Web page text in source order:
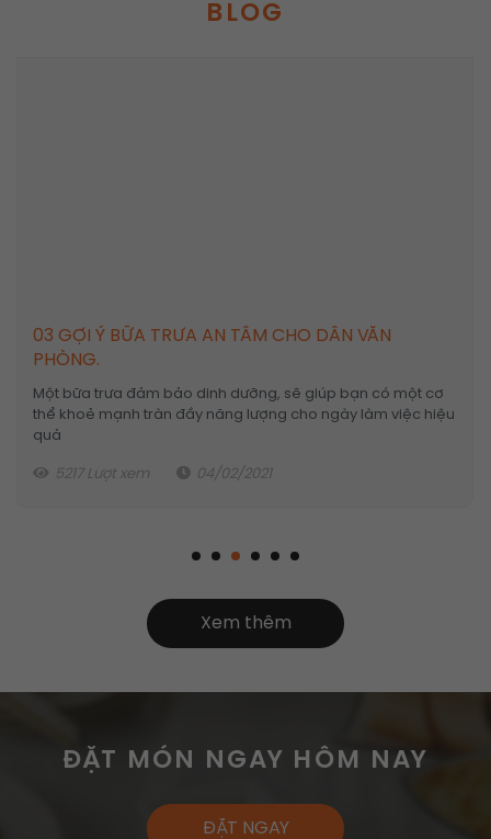
BLOG
03 GỢI Ý BỮA TRƯA AN TÂM CHO DÂN VĂN
PHÒNG.
Một bữa trưa đảm bảo dinh dưỡng, sẽ giúp bạn có một cơ
thể khoẻ mạnh tràn đầy năng lượng cho ngày làm việc hiệu
quả
5217 Lượt xem 04/02/2021
Xem thêm
ĐẶT MÓN NGAY HÔM NAY
ĐẶT NGAY